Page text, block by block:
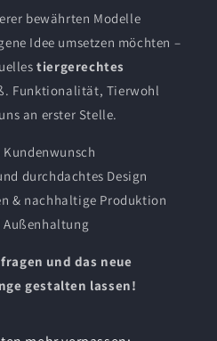
bewährten Modelle
Idee umsetzen möchten –
tiergerechtes
Funktionalität, Tierwohl
an erster Stelle.
durchdachtes Design
& nachhaltige Produktion
und das neue
gestalten lassen!